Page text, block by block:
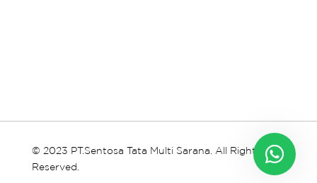
© 2023 PT.Sentosa Tata Multi Sarana. All Rights
Reserved.